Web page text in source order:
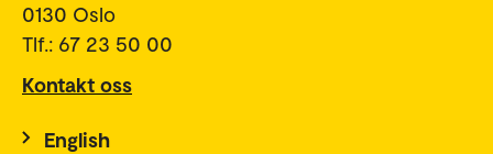
0130 Oslo
Tlf.: 67 23 50 00
Kontakt oss
English